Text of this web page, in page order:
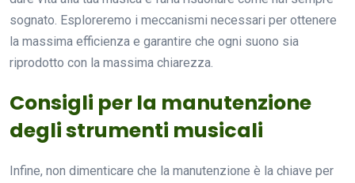
sognato. Esploreremo i meccanismi necessari per ottenere
la massima efficienza e garantire che ogni suono sia
riprodotto con la massima chiarezza.
Consigli per la manutenzione
degli strumenti musicali
Infine, non dimenticare che la manutenzione è la chiave per